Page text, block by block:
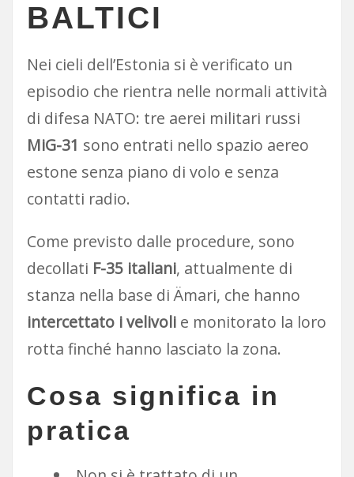
BALTICI
Nei cieli dell’Estonia si è verificato un
episodio che rientra nelle normali attività
di difesa NATO: tre aerei militari russi
MiG-31 sono entrati nello spazio aereo
estone senza piano di volo e senza
contatti radio.
Come previsto dalle procedure, sono
decollati F-35 italiani, attualmente di
stanza nella base di Ämari, che hanno
intercettato i velivolie monitorato la loro
rotta finché hanno lasciato la zona.
Cosa significa in
pratica